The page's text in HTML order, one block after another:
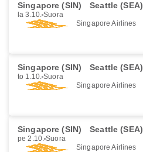
Singapore (SIN) Seattle (SEA)
la 3.10. Suora
Singapore Airlines
Singapore (SIN) Seattle (SEA)
to 1.10. Suora
Singapore Airlines
Singapore (SIN) Seattle (SEA)
pe 2.10. Suora
Singapore Airlines